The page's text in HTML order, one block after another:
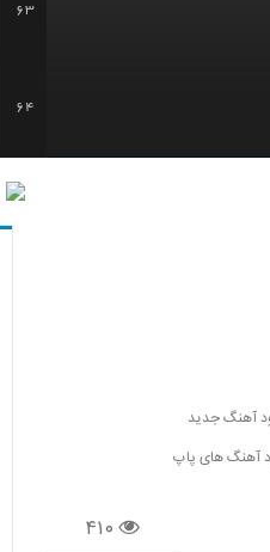
63
64
65
آهنگ جدید
آهنگ های پاپ
۴۱۰